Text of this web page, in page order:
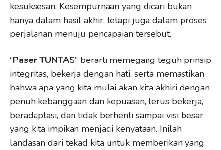
kesuksesan. Kesempurnaan yang dicari bukan
hanya dalam hasil akhir, tetapi juga dalam proses
perjalanan menuju pencapaian tersebut.
“Paser TUNTAS” berarti memegang teguh prinsip
integritas, bekerja dengan hati, serta memastikan
bahwa apa yang kita mulai akan kita akhiri dengan
penuh kebanggaan dan kepuasan, terus bekerja,
beradaptasi, dan tidak berhenti sampai visi besar
yang kita impikan menjadi kenyataan. Inilah
landasan dari tekad kita untuk memberikan yang